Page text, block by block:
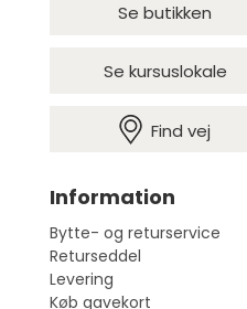
Se butikken
Se kursuslokale
Find vej
Information
Bytte- og returservice
Returseddel
Levering
Køb gavekort